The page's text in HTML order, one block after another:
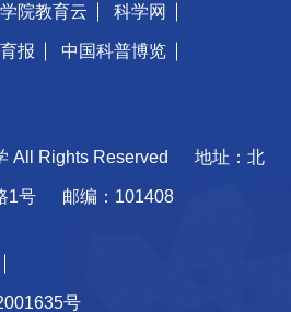
院教育云 科学网
报 中国科普博览
All Rights Reserved 地址：北
1号 邮编：101408
号